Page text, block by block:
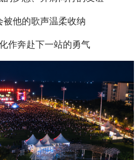
他的歌声温柔收纳
奔赴下一站的勇气